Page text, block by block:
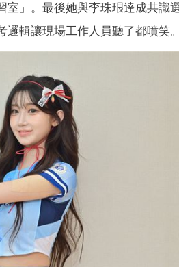
室」。最後她與李珠珢達成共識
輯讓現場工作人員聽了都噴笑。